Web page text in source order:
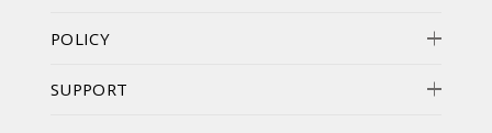
POLICY
SUPPORT